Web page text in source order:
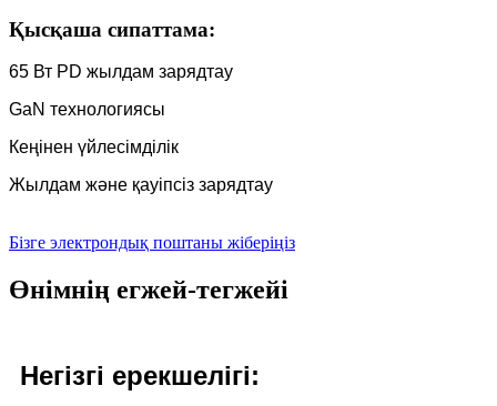
Қысқаша сипаттама:
65 Вт PD жылдам зарядтау
GaN технологиясы
Кеңінен үйлесімділік
Жылдам және қауіпсіз зарядтау
Бізге электрондық поштаны жіберіңіз
Өнімнің егжей-тегжейі
Негізгі ерекшелігі: